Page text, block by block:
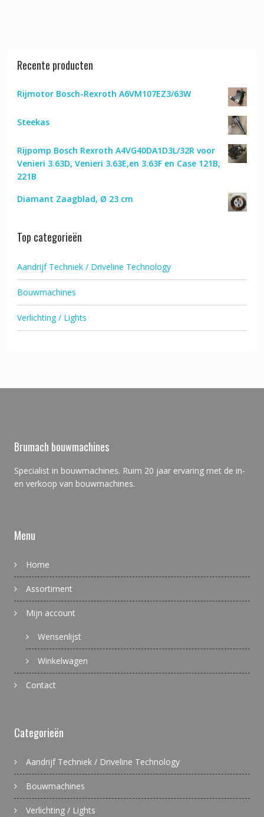
Recente producten
Rijmotor Bosch-Rexroth A6VM107EZ3/63W
Steekas
Rijpomp Bosch Rexroth A4VG40DA1D3L/32R voor
Venieri 3.63D, Venieri 3.63E,en 3.63F en Case 121B,
221B
Diamant Zaagblad, Ø 23 cm
Top categorieën
Aandrijf Techniek / Driveline Technology
Bouwmachines
Verlichting / Lights
Brumach bouwmachines
Specialist in bouwmachines. Ruim 20 jaar ervaring met de in-
en verkoop van bouwmachines.
Menu
Home
Assortiment
Mijn account
Wensenlijst
Winkelwagen
Contact
Categorieën
Aandrijf Techniek / Driveline Technology
Bouwmachines
Verlichting / Lights